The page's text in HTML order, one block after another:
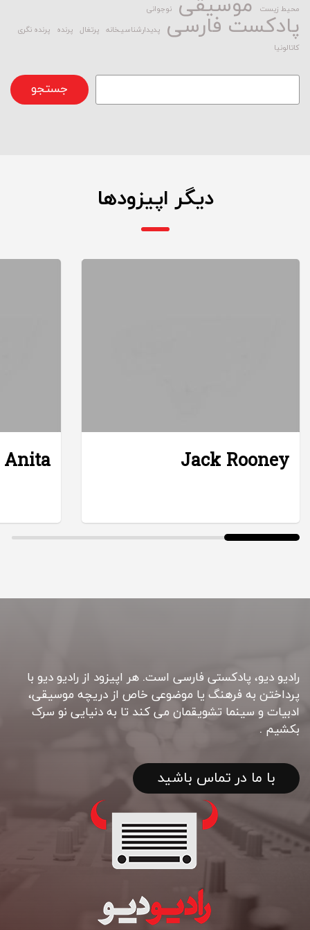
محیط زیست
موسیقی نوجوانی
پادکست فارسی پدیدارشناسیـخانه پرتغال پرنده
پرنده نگری
کاتالونیا
جستجو
دیگر اپیزودها
Jack Rooney
رادیو دیو، پادکستی فارسی است. هر اپیزود از رادیو دیو با
پرداختن به فرهنگ یا موضوعی خاص از دریچه موسیقی،
ادبیات و سینما تشویقمان می کند تا به دنیایی نو سرک
بکشیم .
با ما در تماس باشید